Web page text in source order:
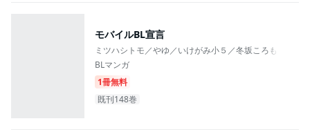
#エロ度MAX!!
モバイルBL宣言
ミツハシトモ／やゆ／いけがみ小５／冬坂ころも／砂
BLマンガ
1冊無料
既刊148巻